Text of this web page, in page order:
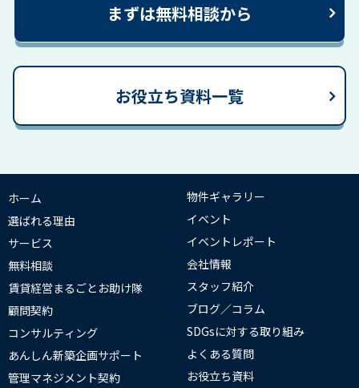
まずは無料相談から
お役立ち資料一覧
ホーム
選ばれる理由
サービス
無料相談
賃貸経営まるごとお助け隊
顧問契約
コンサルティング
あんしん新築企画サポート
管理マネジメント契約
物件ギャラリー
イベント
イベントレポート
会社情報
スタッフ紹介
ブログ／コラム
SDGsに対する取り組み
よくある質問
お役立ち資料